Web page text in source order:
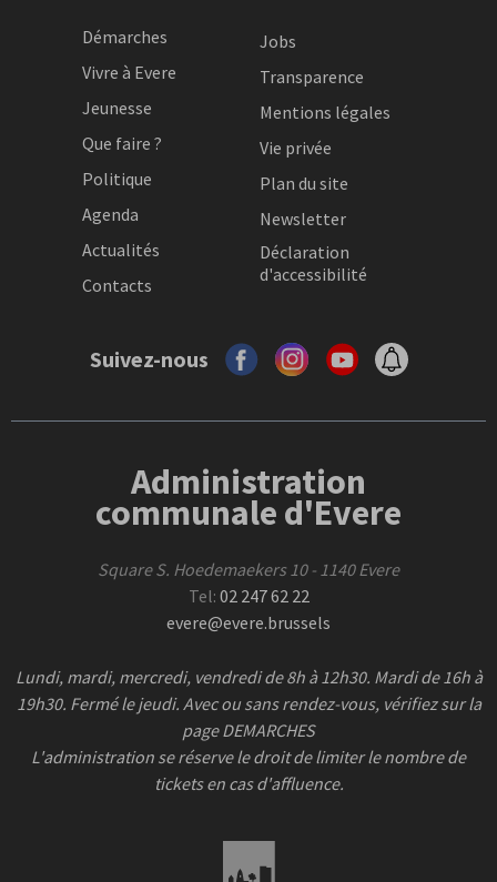
Démarches
Vivre à Evere
Jeunesse
Que faire ?
Politique
Agenda
Actualités
Contacts
Jobs
Transparence
Mentions légales
Vie privée
Plan du site
Newsletter
Déclaration
d'accessibilité
Suivez-nous
Administration
communale d'Evere
Square S. Hoedemaekers 10 - 1140 Evere
Tel: 02 247 62 22
evere@evere.brussels
Lundi, mardi, mercredi, vendredi de 8h à 12h30. Mardi de 16h à
19h30. Fermé le jeudi. Avec ou sans rendez-vous, vérifiez sur la
page DEMARCHES
L'administration se réserve le droit de limiter le nombre de
tickets en cas d'affluence.